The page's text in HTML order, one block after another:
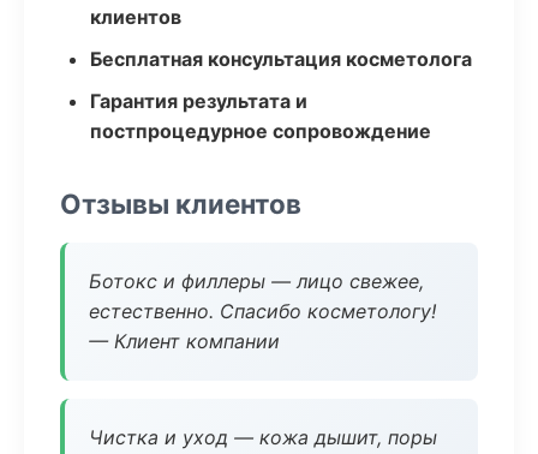
клиентов
Бесплатная консультация косметолога
Гарантия результата и
постпроцедурное сопровождение
Отзывы клиентов
Ботокс и филлеры — лицо свежее,
естественно. Спасибо косметологу!
— Клиент компании
Чистка и уход — кожа дышит, поры